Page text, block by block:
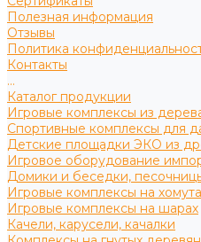
Полезная информация
Отзывы
Политика
Контакты
...
Каталог продукции
Игровые комплексы из
Спортивные комплексы для
Детские площадки ЭКО из
Игровое оборудование
Домики и беседки,
Игровые комплексы на
Игровые комплексы на шарах
Качели, карусели, качалки